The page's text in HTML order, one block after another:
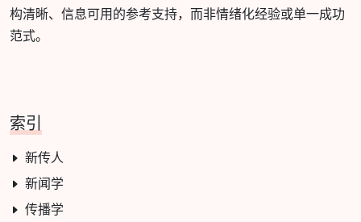
构清晰、信息可用的参考支持，而非情绪化经验或单一成功
范式。
索引
新传人
新闻学
传播学